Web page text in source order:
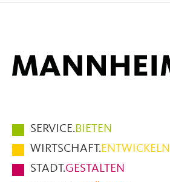
Hauptmenüpunkte
im
Fußbereich
der
SERVICE.BIETEN
WIRTSCHAFT.ENTWICKELN
STADT.GESTALTEN